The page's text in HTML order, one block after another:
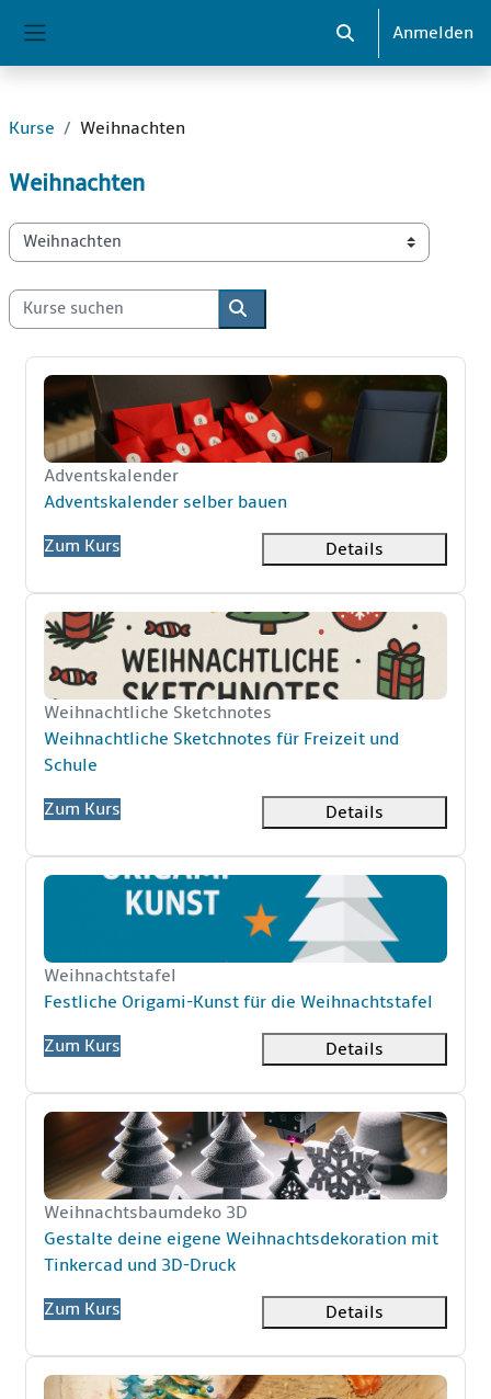
Sucheingabe
Anmelden
Kurse Weihnachten
Weihnachten
Kursbereiche
Kurse suchen
Kurse suchen
Adventskalender selber bauen
Kurzer Kursname
Adventskalender
Kursname
Adventskalender selber bauen
Zum Kurs
Details
Weihnachtliche Sketchnotes für Freizeit und Schule
Kurzer Kursname
Weihnachtliche Sketchnotes
Kursname
Weihnachtliche Sketchnotes für Freizeit und
Schule
Zum Kurs
Details
Festliche Origami-Kunst für die Weihnachtstafel
Kurzer Kursname
Weihnachtstafel
Kursname
Festliche Origami-Kunst für die Weihnachtstafel
Zum Kurs
Details
Gestalte deine eigene Weihnachtsdekoration mit
Kurzer Kursname
Weihnachtsbaumdeko 3D
Kursname
Gestalte deine eigene Weihnachtsdekoration mit
Tinkercad und 3D-Druck
Zum Kurs
Details
Weihnachtskarten-Design Fantastische